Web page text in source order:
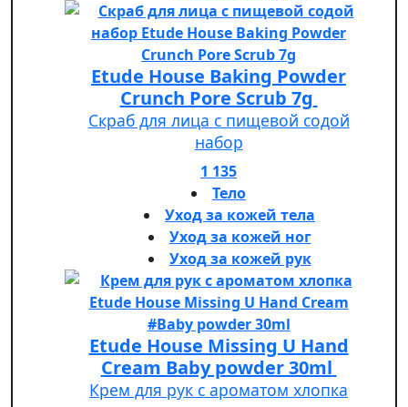
Etude House Baking Powder
Crunch Pore Scrub 7g
Скраб для лица с пищевой содой
набор
1 135
Тело
Уход за кожей тела
Уход за кожей ног
Уход за кожей рук
Etude House Missing U Hand
Cream Baby powder 30ml
Крем для рук с ароматом хлопка